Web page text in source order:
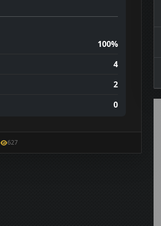
100%
4
2
0
627